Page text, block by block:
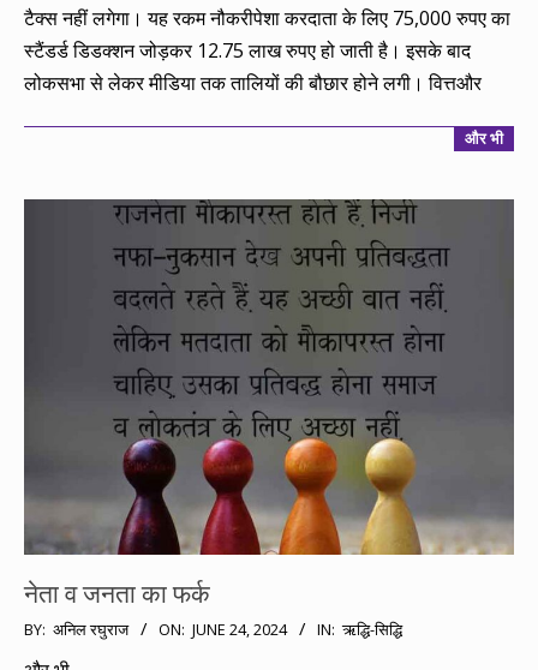
टैक्स नहीं लगेगा। यह रकम नौकरीपेशा करदाता के लिए 75,000 रुपए का
स्टैंडर्ड डिडक्शन जोड़कर 12.75 लाख रुपए हो जाती है। इसके बाद
लोकसभा से लेकर मीडिया तक तालियों की बौछार होने लगी। वित्तऔर
और भी
नेता व जनता का फर्क
2024-
06-
BY: अनिल रघुराज ON: JUNE 24, 2024 IN: ऋद्धि-सिद्धि